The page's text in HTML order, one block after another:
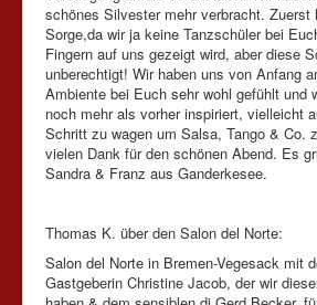
schönes Silvester mehr verbracht. Zuerst
Sorge,da wir ja keine Tanzschüler bei
Fingern auf uns gezeigt wird, aber diese
unberechtigt! Wir haben uns von Anfang
Ambiente bei Euch sehr wohl gefühlt und
noch mehr als vorher inspiriert, vielleicht
Schritt zu wagen um Salsa, Tango & Co.
vielen Dank für den schönen Abend. Es
Sandra & Franz aus Ganderkesee.
Thomas K. über den Salon del Norte:
Salon del Norte in Bremen-Vegesack mit
Gastgeberin Christine Jacob, der wir